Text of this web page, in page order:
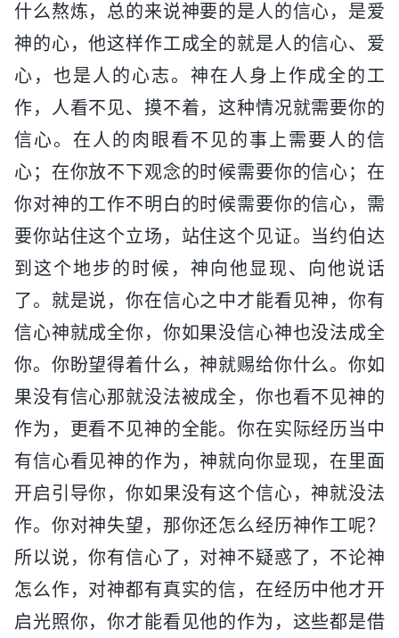
什么熬炼，总的来说神要的是人的信心，是爱
神的心，他这样作工成全的就是人的信心、爱
心，也是人的心志。神在人身上作成全的工
作，人看不见、摸不着，这种情况就需要你的
信心。在人的肉眼看不见的事上需要人的信
心；在你放不下观念的时候需要你的信心；在
你对神的工作不明白的时候需要你的信心，需
要你站住这个立场，站住这个见证。当约伯达
到这个地步的时候，神向他显现、向他说话
了。就是说，你在信心之中才能看见神，你有
信心神就成全你，你如果没信心神也没法成全
你。你盼望得着什么，神就赐给你什么。你如
果没有信心那就没法被成全，你也看不见神的
作为，更看不见神的全能。你在实际经历当中
有信心看见神的作为，神就向你显现，在里面
开启引导你，你如果没有这个信心，神就没法
作。你对神失望，那你还怎么经历神作工呢？
所以说，你有信心了，对神不疑惑了，不论神
怎么作，对神都有真实的信，在经历中他才开
启光照你，你才能看见他的作为，这些都是借